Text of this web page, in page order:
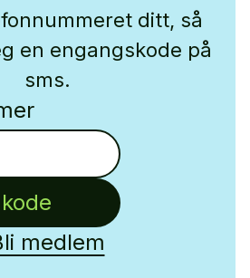
ditt, så
en engangskode på
sms.
medlem